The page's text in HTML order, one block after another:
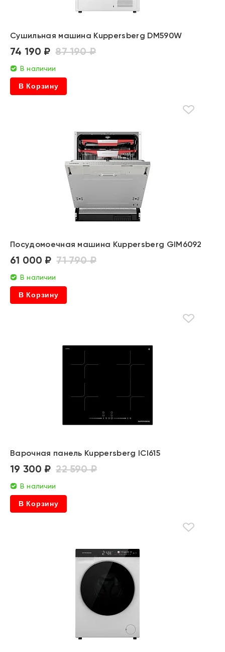
Сушильная машина Kuppersberg DM590W
74 190 ₽ 87 190 ₽
В наличии
В Корзину
Посудомоечная машина Kuppersberg GIM6092
61 000 ₽ 71 790 ₽
В наличии
В Корзину
Варочная панель Kuppersberg ICI615
19 300 ₽ 22 590 ₽
В наличии
В Корзину